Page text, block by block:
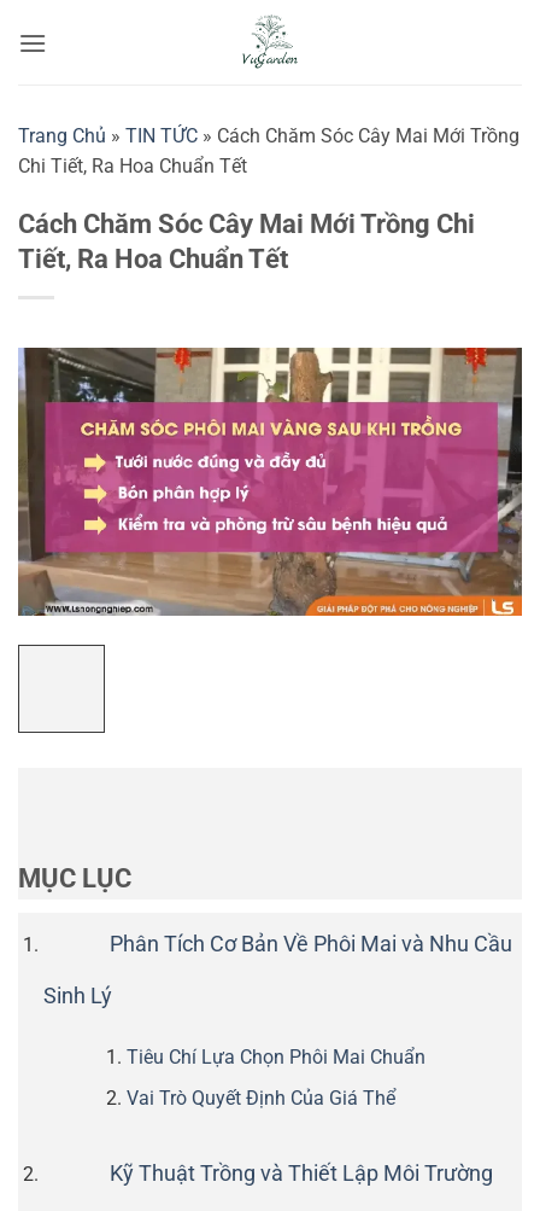
qua
Trang Chủ » TIN TỨC » Cách Chăm Sóc Cây Mai Mới Trồng
Chi Tiết, Ra Hoa Chuẩn Tết
Cách Chăm Sóc Cây Mai Mới Trồng Chi
Tiết, Ra Hoa Chuẩn Tết
MỤC LỤC
Phân Tích Cơ Bản Về Phôi Mai và Nhu Cầu
Sinh Lý
Tiêu Chí Lựa Chọn Phôi Mai Chuẩn
Vai Trò Quyết Định Của Giá Thể
Kỹ Thuật Trồng và Thiết Lập Môi Trường